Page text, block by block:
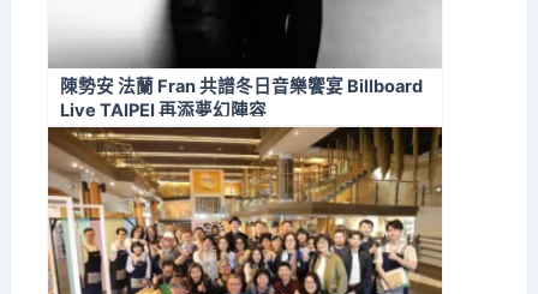
陳勢安 法蘭 Fran 共譜冬日音樂饗宴 Billboard
Live TAIPEI 再添夢幻陣容